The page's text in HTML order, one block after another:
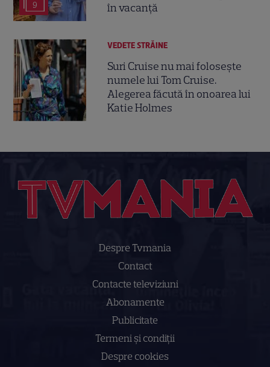
9
în vacanță
VEDETE STRĂINE
Suri Cruise nu mai folosește
numele lui Tom Cruise.
Alegerea făcută în onoarea lui
Katie Holmes
Despre Tvmania
Contact
Contacte televiziuni
Abonamente
Publicitate
Termeni și condiții
Despre cookies